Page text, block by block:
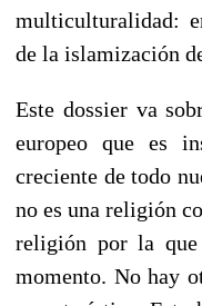
multiculturalidad:
de la islamización
Este dossier va
europeo que es
creciente de todo
no es una religión
religión por la
momento. No hay